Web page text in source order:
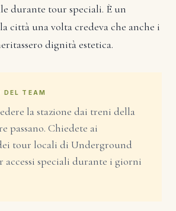
durante tour speciali. È un
città una volta credeva che anche i
dignità estetica.
DEL TEAM
la stazione dai treni della
passano. Chiedete ai
tour locali di Underground
accessi speciali durante i giorni